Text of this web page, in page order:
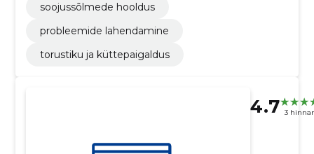
soojussõlmede hooldus
probleemide lahendamine
torustiku ja küttepaigaldus
4.7 3